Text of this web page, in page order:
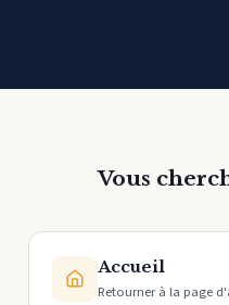
Vous
Accueil
Retourner à la page